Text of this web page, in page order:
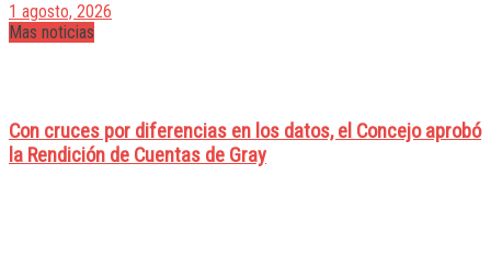
1 agosto, 2026
Mas noticias
Con cruces por diferencias en los datos, el Concejo aprobó
la Rendición de Cuentas de Gray